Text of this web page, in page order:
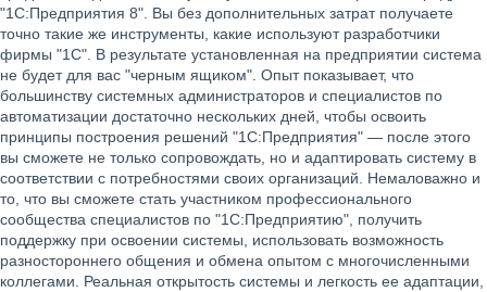
"1С:Предприятия 8". Вы без дополнительных затрат получаете
точно такие же инструменты, какие используют разработчики
фирмы "1С". В результате установленная на предприятии система
не будет для вас "черным ящиком". Опыт показывает, что
большинству системных администраторов и специалистов по
автоматизации достаточно нескольких дней, чтобы освоить
принципы построения решений "1С:Предприятия" — после этого
вы сможете не только сопровождать, но и адаптировать систему в
соответствии с потребностями своих организаций. Немаловажно и
то, что вы сможете стать участником профессионального
сообщества специалистов по "1С:Предприятию", получить
поддержку при освоении системы, использовать возможность
разностороннего общения и обмена опытом с многочисленными
коллегами. Реальная открытость системы и легкость ее адаптации,